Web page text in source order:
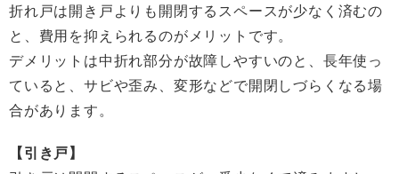
折れ戸は開き戸よりも開閉するスペースが少なく済むの
と、費用を抑えられるのがメリットです。
デメリットは中折れ部分が故障しやすいのと、長年使っ
ていると、サビや歪み、変形などで開閉しづらくなる場
合があります。
【引き戸】